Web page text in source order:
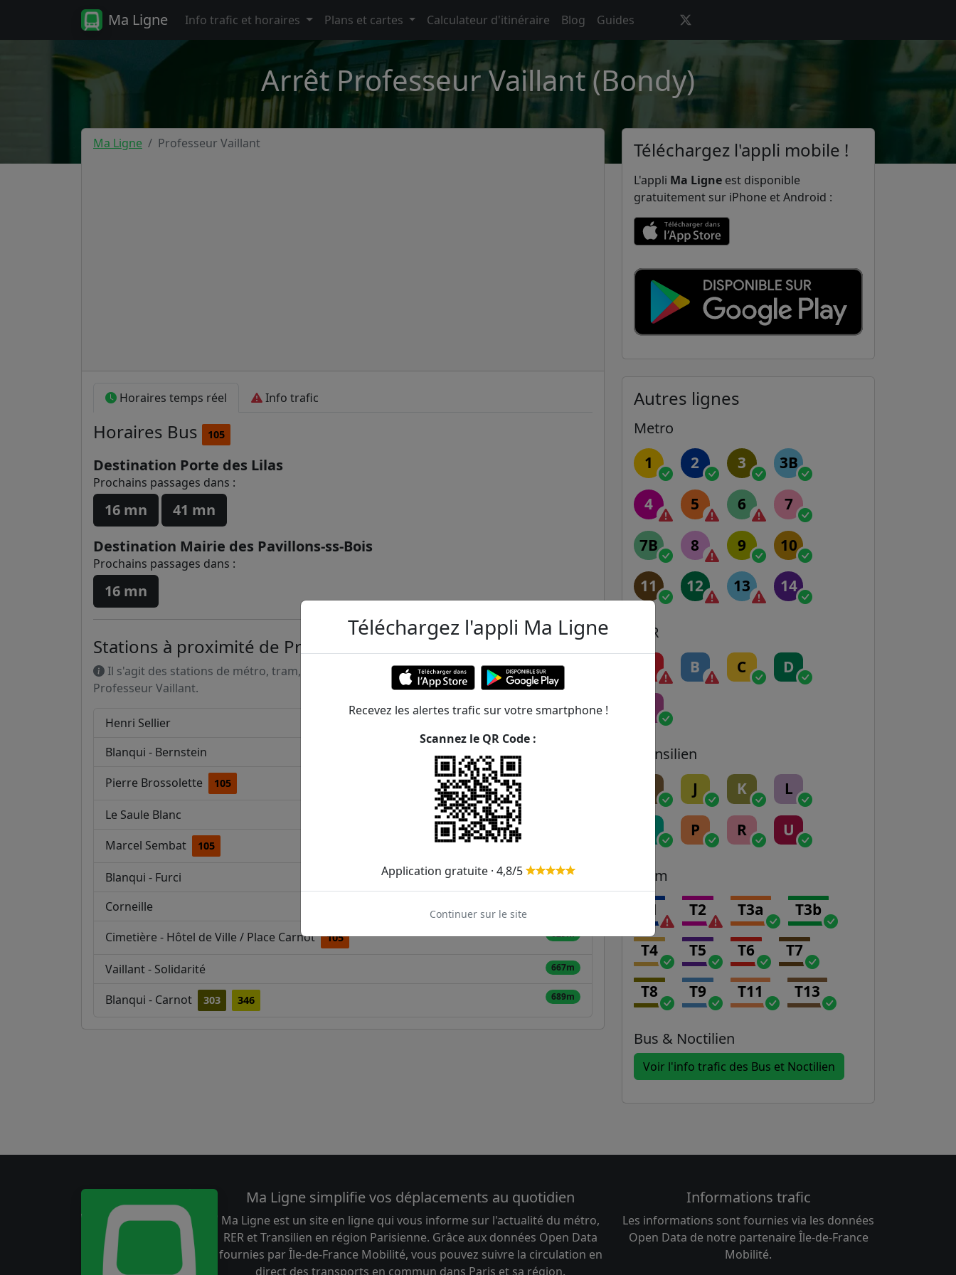
Ma Ligne Info trafic et horaires Plans et cartes Calculateur d'itinéraire Blog Guides
Arrêt Professeur Vaillant (Bondy)
Ma Ligne Professeur Vaillant
Horaires temps réel Info trafic
Horaires Bus 105
Destination Porte des Lilas
Prochains passages dans :
16 mn
41 mn
Destination Mairie des Pavillons-ss-Bois
Prochains passages dans :
16 mn
Stations à proximité de Professeur Vaillant
Il s'agit des stations de métro, tram, RER et transilien situées à moins de 1km de la gare
Professeur Vaillant.
Henri Sellier 176m
Blanqui - Bernstein
Pierre Brossolette 105
Le Saule Blanc
Marcel Sembat 105
Blanqui - Furci 484m
Corneille
Cimetière - Hôtel de Ville / Place Carnot 105 629m
Vaillant - Solidarité 667m
Blanqui - Carnot 303 346 689m
Téléchargez l'appli mobile !
L'appli Ma Ligne est disponible
gratuitement sur iPhone et Android :
Autres lignes
Metro
1 2 3 3B
4 5 6 7
7B 8 9 10
11 12 13 14
RER
B C D
Transilien
J K L
P R U
Tram
T1 T2 T3a T3b
T4 T5 T6 T7
T8 T9 T11 T13
Bus & Noctilien
Voir l'info trafic des Bus et Noctilien
Ma Ligne simplifie vos déplacements au quotidien
Ma Ligne est un site en ligne qui vous informe sur l'actualité du métro,
RER et Transilien en région Parisienne. Grâce aux données Open Data
fournies par Île-de-France Mobilité, vous pouvez suivre la circulation en
direct des transports en commun dans Paris et sa région.
Informations trafic
Les informations sont fournies via les données
Open Data de notre partenaire Île-de-France
Mobilité.
Téléchargez l'appli Ma Ligne
Recevez les alertes trafic sur votre smartphone !
Scannez le QR Code :
Application gratuite · 4,8/5
Continuer sur le site